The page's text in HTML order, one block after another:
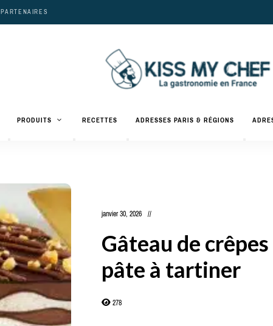
PARTENAIRES
Kiss
gastronomiques
et
PRODUITS RECETTES ADRESSES PARIS & RÉGIONS
janvier 30, 2026
Gâteau de crêpes
pâte à tartiner
278